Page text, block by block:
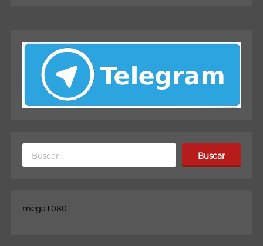
Buscar:
mega1080